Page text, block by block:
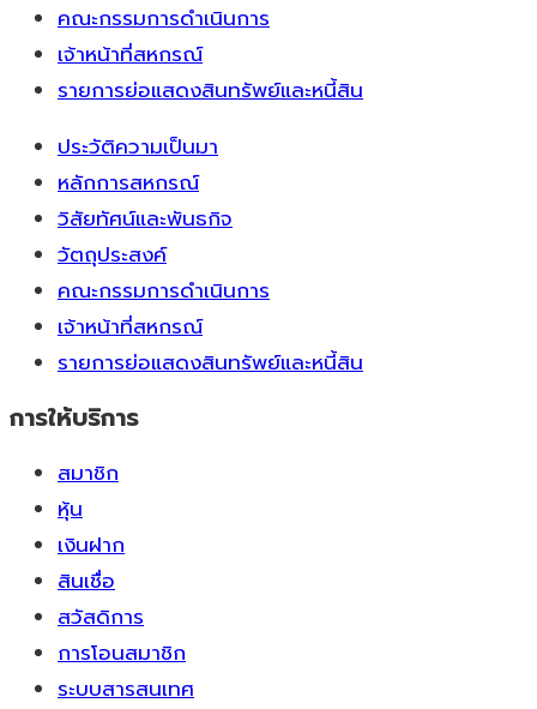
คณะกรรมการดำเนินการ
เจ้าหน้าที่สหกรณ์
รายการย่อแสดงสินทรัพย์และหนี้สิน
ประวัติความเป็นมา
หลักการสหกรณ์
วิสัยทัศน์และพันธกิจ
วัตถุประสงค์
คณะกรรมการดำเนินการ
เจ้าหน้าที่สหกรณ์
รายการย่อแสดงสินทรัพย์และหนี้สิน
การให้บริการ
สมาชิก
หุ้น
เงินฝาก
สินเชื่อ
สวัสดิการ
การโอนสมาชิก
ระบบสารสนเทศ